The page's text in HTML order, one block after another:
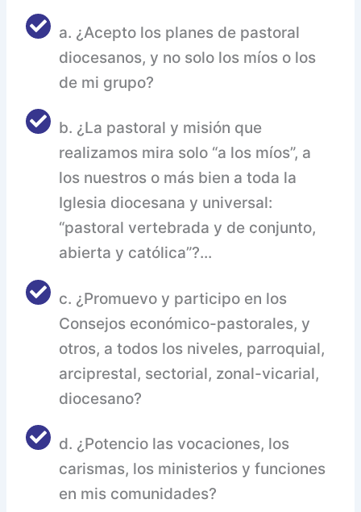
a. ¿Acepto los planes de pastoral
diocesanos, y no solo los míos o los
de mi grupo?
b. ¿La pastoral y misión que
realizamos mira solo “a los míos”, a
los nuestros o más bien a toda la
Iglesia diocesana y universal:
“pastoral vertebrada y de conjunto,
abierta y católica”?...
c. ¿Promuevo y participo en los
Consejos económico-pastorales, y
otros, a todos los niveles, parroquial,
arciprestal, sectorial, zonal-vicarial,
diocesano?
d. ¿Potencio las vocaciones, los
carismas, los ministerios y funciones
en mis comunidades?